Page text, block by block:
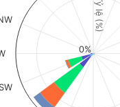
Tỷ lệ (%)
0%